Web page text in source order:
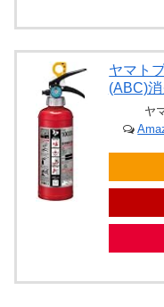
ヤマト
(ABC)
ヤ